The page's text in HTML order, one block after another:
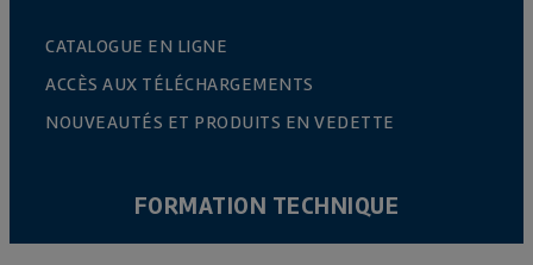
CATALOGUE EN LIGNE
ACCÈS AUX TÉLÉCHARGEMENTS
NOUVEAUTÉS ET PRODUITS EN VEDETTE
FORMATION TECHNIQUE